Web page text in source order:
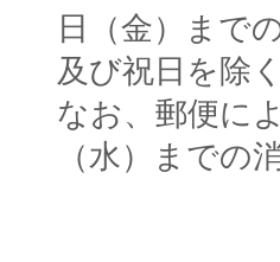
日（金）まで
及び祝日を除
なお、郵便に
（水）までの